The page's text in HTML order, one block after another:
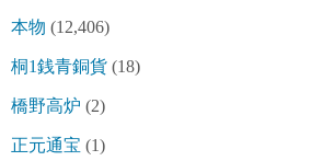
本物 (12,406)
桐1銭青銅貨 (18)
橋野高炉 (2)
正元通宝 (1)